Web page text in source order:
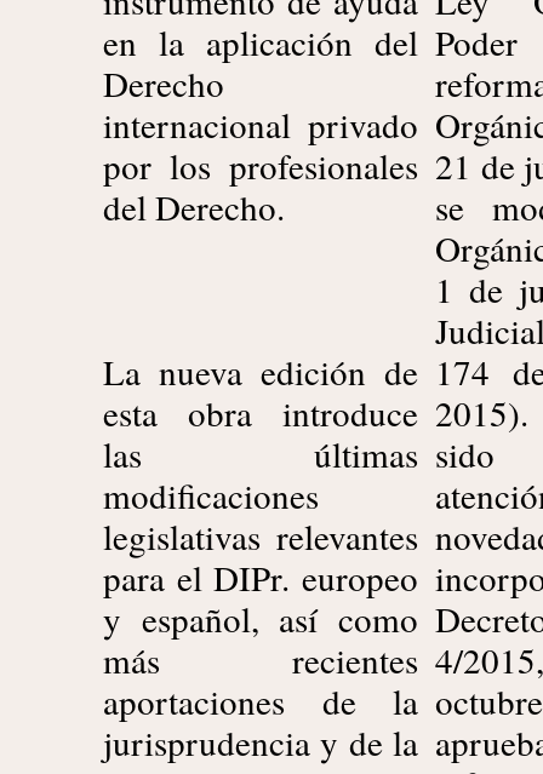
en la aplicación del
Derecho
internacional privado
por los profesionales
del Derecho.
La nueva edición de
esta obra introduce
las últimas
modificaciones
legislativas relevantes
para el DIPr. europeo
y español, así como
más recientes
aportaciones de la
jurisprudencia y de la
21 de
se
1 de
174 de 22 de julio
2015). También han
sido objeto de
atención las
novedades que
incorpora el Real
Decreto Legislativo
4/2015, de 23 de
octubre, por el que se
aprueba el texto